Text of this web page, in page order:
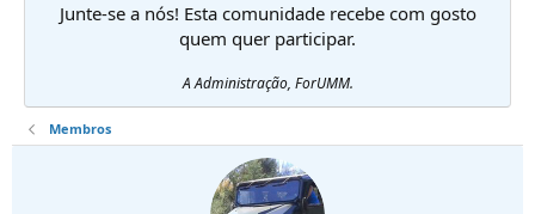
Junte-se a nós! Esta comunidade recebe com gosto
quem quer participar.
A Administração, ForUMM.
Membros